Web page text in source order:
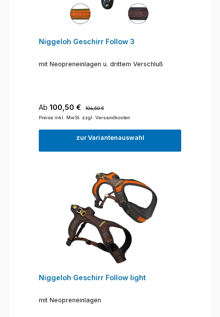
Niggeloh Geschirr Follow 3
mit Neopreneinlagen u. drittem Verschluß
Verkaufspreis:
Ab 100,50 €
104,50 €
Preise inkl. MwSt. zzgl. Versandkosten
zur Variantenauswahl
Niggeloh Geschirr Follow light
mit Neopreneinlagen